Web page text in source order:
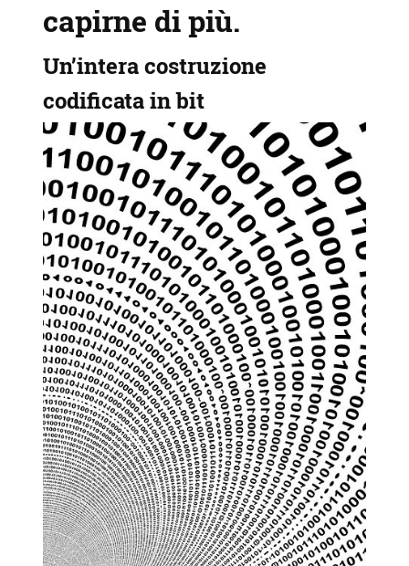
capirne di più.
Un’intera costruzione
codificata in bit